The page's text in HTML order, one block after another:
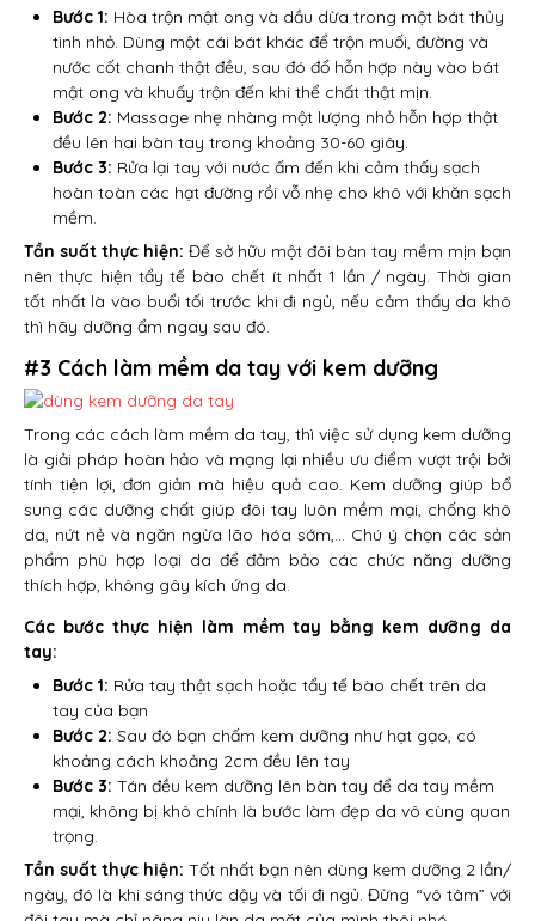
Bước 1: Hòa trộn mật ong và dầu dừa trong một bát thủy
tinh nhỏ. Dùng một cái bát khác để trộn muối, đường và
nước cốt chanh thật đều, sau đó đổ hỗn hợp này vào bát
mật ong và khuấy trộn đến khi thể chất thật mịn.
Bước 2: Massage nhẹ nhàng một lượng nhỏ hỗn hợp thật
đều lên hai bàn tay trong khoảng 30-60 giây.
Bước 3: Rửa lại tay với nước ấm đến khi cảm thấy sạch
hoàn toàn các hạt đường rồi vỗ nhẹ cho khô với khăn sạch
mềm.
Tần suất thực hiện: Để sở hữu một đôi bàn tay mềm mịn bạn
nên thực hiện tẩy tế bào chết ít nhất 1 lần / ngày. Thời gian
tốt nhất là vào buổi tối trước khi đi ngủ, nếu cảm thấy da khô
thì hãy dưỡng ẩm ngay sau đó.
#3 Cách làm mềm da tay với kem dưỡng
Trong các cách làm mềm da tay, thì việc sử dụng kem dưỡng
là giải pháp hoàn hảo và mạng lại nhiều ưu điểm vượt trội bởi
tính tiện lợi, đơn giản mà hiệu quả cao. Kem dưỡng giúp bổ
sung các dưỡng chất giúp đôi tay luôn mềm mại, chống khô
da, nứt nẻ và ngăn ngừa lão hóa sớm,… Chú ý chọn các sản
phẩm phù hợp loại da để đảm bảo các chức năng dưỡng
thích hợp, không gây kích ứng da.
Các bước thực hiện làm mềm tay bằng kem dưỡng da
tay:
Bước 1: Rửa tay thật sạch hoặc tẩy tế bào chết trên da
tay của bạn
Bước 2: Sau đó bạn chấm kem dưỡng như hạt gạo, có
khoảng cách khoảng 2cm đều lên tay
Bước 3: Tán đều kem dưỡng lên bàn tay để da tay mềm
mại, không bị khô chính là bước làm đẹp da vô cùng quan
trọng.
Tần suất thực hiện: Tốt nhất bạn nên dùng kem dưỡng 2 lần/
ngày, đó là khi sáng thức dậy và tối đi ngủ. Đừng “vô tâm” với